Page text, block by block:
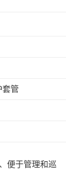
套管
便于管理和巡